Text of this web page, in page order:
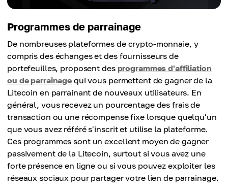
Programmes de parrainage
De nombreuses plateformes de crypto-monnaie, y
compris des échanges et des fournisseurs de
portefeuilles, proposent des programmes d'affiliation
ou de parrainage qui vous permettent de gagner de la
Litecoin en parrainant de nouveaux utilisateurs. En
général, vous recevez un pourcentage des frais de
transaction ou une récompense fixe lorsque quelqu'un
que vous avez référé s'inscrit et utilise la plateforme.
Ces programmes sont un excellent moyen de gagner
passivement de la Litecoin, surtout si vous avez une
forte présence en ligne ou si vous pouvez exploiter les
réseaux sociaux pour partager votre lien de parrainage.